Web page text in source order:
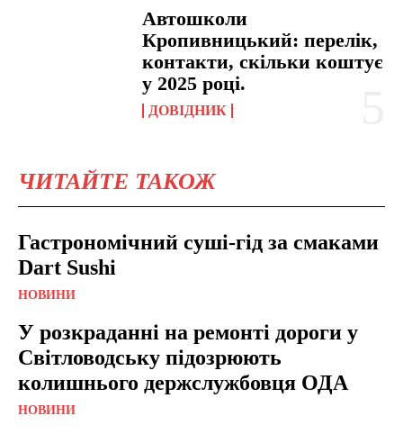
Автошколи
Кропивницький: перелік,
контакти, скільки коштує
у 2025 році.
ДОВІДНИК
ЧИТАЙТЕ ТАКОЖ
Гастрономічний суші-гід за смаками
Dart Sushi
НОВИНИ
У розкраданні на ремонті дороги у
Світловодську підозрюють
колишнього держслужбовця ОДА
НОВИНИ